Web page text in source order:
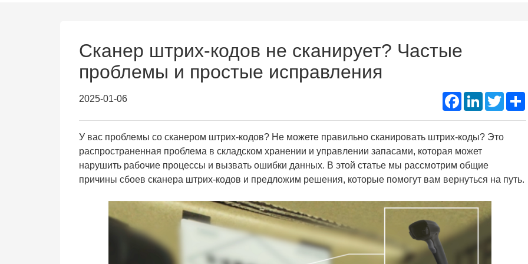
Portable A4 Printer
Photo Booth Printer
Сканер штрих-кодов не сканирует? Частые
проблемы и простые исправления
2025-01-06 Facebook
LinkedInTwitter
У вас проблемы со сканером штрих-кодов? Не можете правильно сканировать штрих-коды? Это
распространенная проблема в складском хранении и управлении запасами, которая может
нарушить рабочие процессы и вызвать ошибки данных. В этой статье мы рассмотрим общие
причины сбоев сканера штрих-кодов и предложим решения, которые помогут вам вернуться на путь.